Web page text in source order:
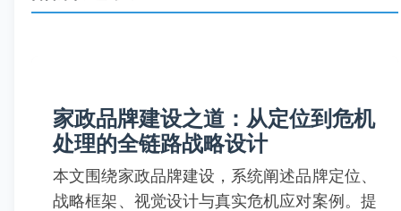
家政品牌建设之道：从定位到危机
处理的全链路战略设计
本文围绕家政品牌建设，系统阐述品牌定位、
战略框架、视觉设计与真实危机应对案例。提